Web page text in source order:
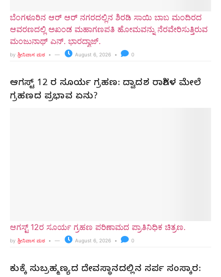
ಬೆಂಗಳೂರಿನ ಆರ್ ಆರ್ ನಗರದಲ್ಲಿನ ಶಿರಡಿ ಸಾಯಿ ಬಾಬ ಮಂದಿರದ
ಆವರಣದಲ್ಲಿ ಅಖಂಡ ಮಹಾಗಣಪತಿ ಹೋಮವನ್ನು ನೆರವೇರಿಸುತ್ತಿರುವ
ಮಂಜುನಾಥ್ ಎನ್. ಭಾರದ್ವಾಜ್.
by ಶ್ರೀನಿವಾಸ ಮಠ August 6, 2026 0
ಆಗಸ್ಟ್ 12 ರ ಸೂರ್ಯ ಗ್ರಹಣ: ದ್ವಾದಶ ರಾಶಿಗಳ ಮೇಲೆ
ಗ್ರಹಣದ ಪ್ರಭಾವ ಏನು?
ಆಗಸ್ಟ್ 12ರ ಸೂರ್ಯ ಗ್ರಹಣ ಪರಿಣಾಮದ ಪ್ರಾತಿನಿಧಿಕ ಚಿತ್ರಣ.
by ಶ್ರೀನಿವಾಸ ಮಠ August 6, 2026 0
ಕುಕ್ಕೆ ಸುಬ್ರಹ್ಮಣ್ಯದ ದೇವಸ್ಥಾನದಲ್ಲಿನ ಸರ್ಪ ಸಂಸ್ಕಾರ: